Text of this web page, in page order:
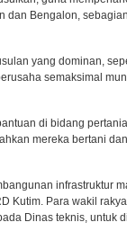
dan Bengalon,
yang dominan,
semaksimal
di bidang
mereka bertani
infrastruktur
Kutim. Para wakil
Dinas teknis, untuk